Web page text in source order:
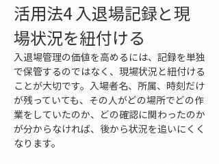
活用法4 入退場記録と現
場状況を紐付ける
入退場管理の価値を高めるには、記録を単独
で保管するのではなく、現場状況と紐付ける
ことが大切です。入場者名、所属、時刻だけ
が残っていても、その人がどの場所でどの作
業をしていたのか、どの確認に関わったのか
が分からなければ、後から状況を追いにくく
なります。